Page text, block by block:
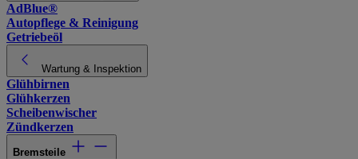
AdBlue®
Autopflege & Reinigung
Getriebeöl
Wartung & Inspektion
Glühbirnen
Glühkerzen
Scheibenwischer
Zündkerzen
Bremsteile